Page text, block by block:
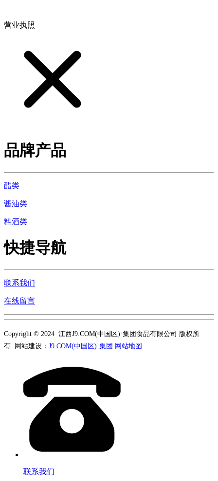
营业执照
品牌产品
醋类
酱油类
料酒类
快捷导航
联系我们
在线留言
Copyright © 2024 江西J9.COM(中国区)·集团食品有限公司 版权所
有 网站建设： J9.COM(中国区)·集团 网站地图
联系我们